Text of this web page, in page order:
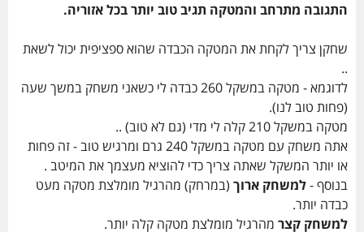
התגובה מתרחב והמטקה תגיב טוב יותר בכל אזוריה.
שחקן צריך לקחת את המטקה הכבדה שהוא ספציפית יכול לשאת
..
לדוגמא - מטקה במשקל 260 כבדה לי כשאני משחק במשך שעה
(פחות טוב לנו).
מטקה במשקל 210 קלה לי מדי (גם לא טוב) ..
אתה משחק עם מטקה במשקל 240 גרם ומרגיש טוב - זה פחות
או יותר המשקל שאתה צריך כדי להוציא מעצמך את המיטב .
בנוסף - למשחק ארוך (במרחק) מהרגיל מומלצת מטקה מעט
כבדה יותר.
למשחק קצר מהרגיל מומלצת מטקה קלה יותר.